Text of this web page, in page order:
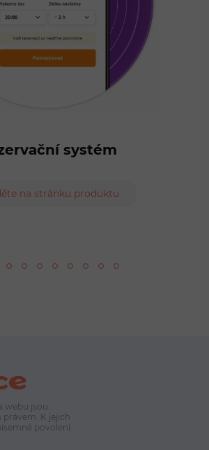
systém
na stránku produktu
webu jsou
K jejich
povolení.